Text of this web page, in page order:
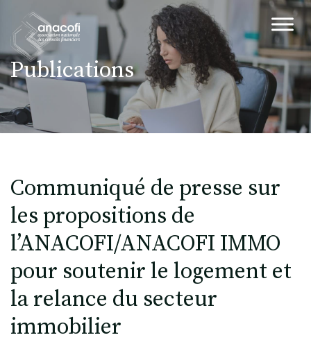
Publications
Communiqué de presse sur
les propositions de
l’ANACOFI/ANACOFI IMMO
pour soutenir le logement et
la relance du secteur
immobilier